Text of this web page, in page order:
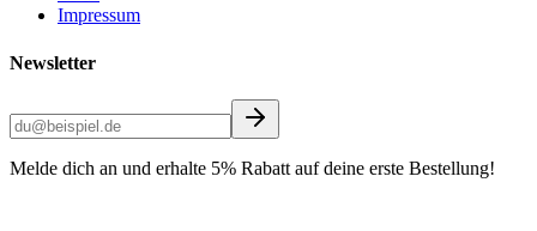
Impressum
Newsletter
Melde dich an und erhalte 5% Rabatt auf deine erste Bestellung!